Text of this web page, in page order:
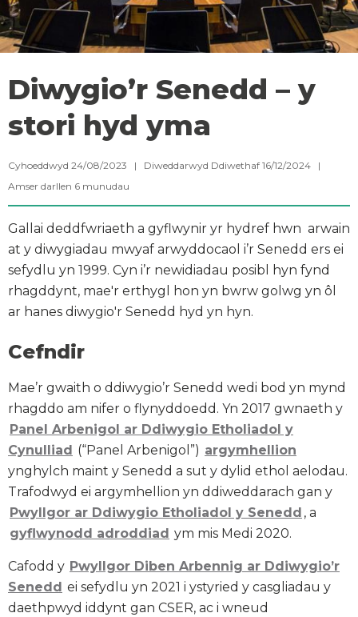
Diwygio’r Senedd – y
stori hyd yma
Cyhoeddwyd 24/08/2023 | Diweddarwyd Ddiwethaf 16/12/2024 |
Amser darllen 6 munudau
Gallai deddfwriaeth a gyflwynir yr hydref hwn arwain
at y diwygiadau mwyaf arwyddocaol i’r Senedd ers ei
sefydlu yn 1999. Cyn i’r newidiadau posibl hyn fynd
rhagddynt, mae'r erthygl hon yn bwrw golwg yn ôl
ar hanes diwygio'r Senedd hyd yn hyn.
Cefndir
Mae’r gwaith o ddiwygio’r Senedd wedi bod yn mynd
rhagddo am nifer o flynyddoedd. Yn 2017 gwnaeth y
Panel Arbenigol ar Ddiwygio Etholiadol y
Cynulliad (“Panel Arbenigol”) argymhellion
ynghylch maint y Senedd a sut y dylid ethol aelodau.
Trafodwyd ei argymhellion yn ddiweddarach gan y
Pwyllgor ar Ddiwygio Etholiadol y Senedd , a
gyflwynodd adroddiad ym mis Medi 2020.
Cafodd y Pwyllgor Diben Arbennig ar Ddiwygio’r
Senedd ei sefydlu yn 2021 i ystyried y casgliadau y
daethpwyd iddynt gan CSER, ac i wneud